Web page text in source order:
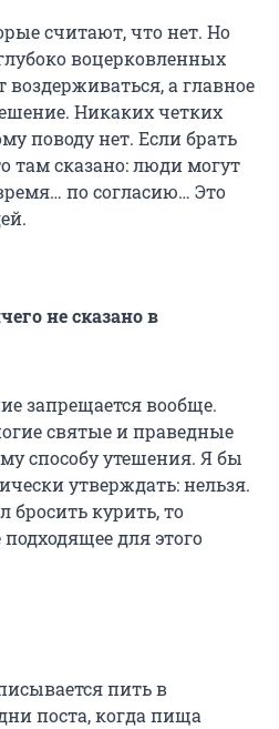
считают, что нет. Но
воцерковленных
а главное
Никаких четких
поводу нет. Если брать
там сказано: люди могут
по согласию… Это
не сказано в
запрещается вообще.
святые и праведные
способу утешения. Я бы
утверждать: нельзя.
бросить курить, то
для этого
пить в
поста, когда пища